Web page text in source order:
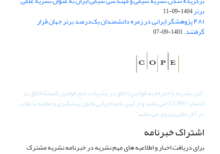
برتر1404-09-11
۴۸۱ پژوهشگر ایرانی در زمره دانشمندان یک‌درصد برتر جهان قرار
گرفتند.1401-09-07
"این نشریه با احترام به قوانین اخلاق در نشریات، تابع قوانین کمیتۀ اخلاق در
انتشار (COPE) می باشد و از آیین نامه اجرایی قانون پیشگیری و مقابله با تقلب
در آثار علمی پیروی می نماید".
اشتراک خبرنامه
برای دریافت اخبار و اطلاعیه های مهم نشریه در خبرنامه نشریه مشترک